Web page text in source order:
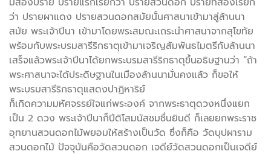
ว่า ปรายผาแดง ปรายสวนดอกสมัยนั้นศาสนาเข้ามาสู่ล้านนา
สมัย พระเจ้าปีนา เข้ามาโดยพระสมณะเถระนำศาสนาจากสุโขทัย
พร้อมกับพระบรมสารีริกธาตุเข้ามาเจริญสัมพันธไมตรีกับล้านนา
เสร็จแล้วพระเจ้าปีนาได้ยกพระบรมสารีริกธาตุขึ้นอธิษฐานว่า “ถ้า
พระศาสนาจะได้ประดิษฐานในเมืองล้านนามั่นคงแล้ว ก็ขอให้
พระบรมสารีริกธาตุแสดงปาฏิหาริย์
ก็เกิดความมหัศจรรย์ใจแก่พระองค์ จากพระธาตุดวงหนึ่งแยก
เป็น 2 ดวง พระเจ้าปีนาก็ปีติโสมนัสชมชื่นยินดี ก็เลยยกพระราช
อุทยานสวนดอกไม้พยอมให้สร้างเป็นวัด ซึ่งก็คือ วัดบุปผาราม
สวนดอกไม้ ปัจจุบันคือวัดสวนดอก เจดีย์วัดสวนดอกเป็นเจดีย์